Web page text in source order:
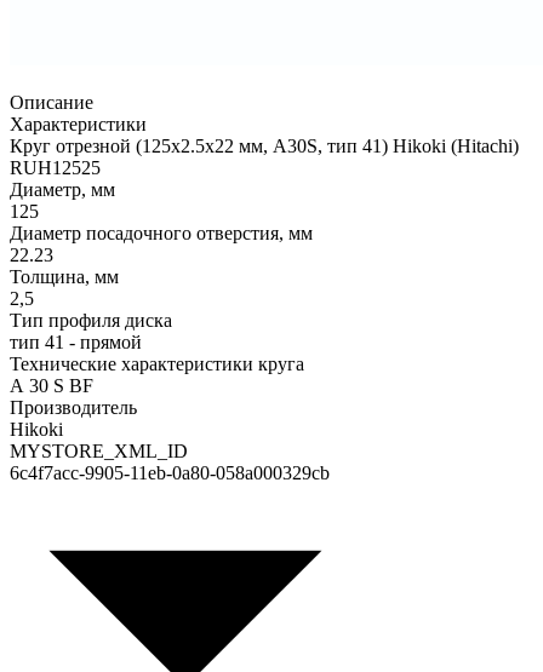
Описание
Характеристики
Круг отрезной (125х2.5х22 мм, A30S, тип 41) Hikoki (Hitachi)
RUH12525
Диаметр, мм
125
Диаметр посадочного отверстия, мм
22.23
Толщина, мм
2,5
Тип профиля диска
тип 41 - прямой
Технические характеристики круга
А 30 S BF
Производитель
Hikoki
MYSTORE_XML_ID
6c4f7acc-9905-11eb-0a80-058a000329cb